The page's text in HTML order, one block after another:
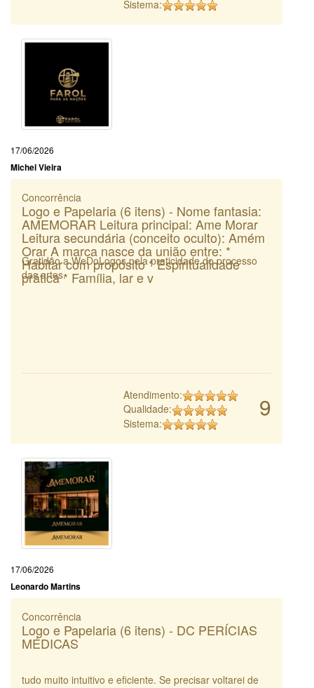
Sistema:
17/06/2026
Michel Vieira
Concorrência
Logo e Papelaria (6 itens) - Nome fantasia:
AMEMORAR Leitura principal: Ame Morar
Leitura secundária (conceito oculto): Amém
Orar A marca nasce da união entre: *
Habitar com propósito * Espiritualidade
prática * Família, lar e v
Gratidão a WeDoLogos pela praticidade do processo
das artes.
9
Atendimento:
Qualidade:
Sistema:
17/06/2026
Leonardo Martins
Concorrência
Logo e Papelaria (6 itens) - DC PERÍCIAS
MÉDICAS
tudo muito intuitivo e eficiente. Se precisar voltarei de